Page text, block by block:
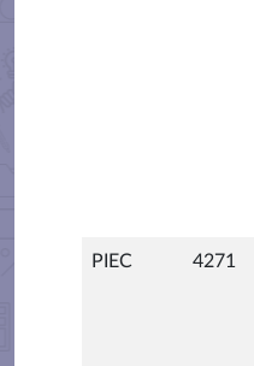
PIEC 4271